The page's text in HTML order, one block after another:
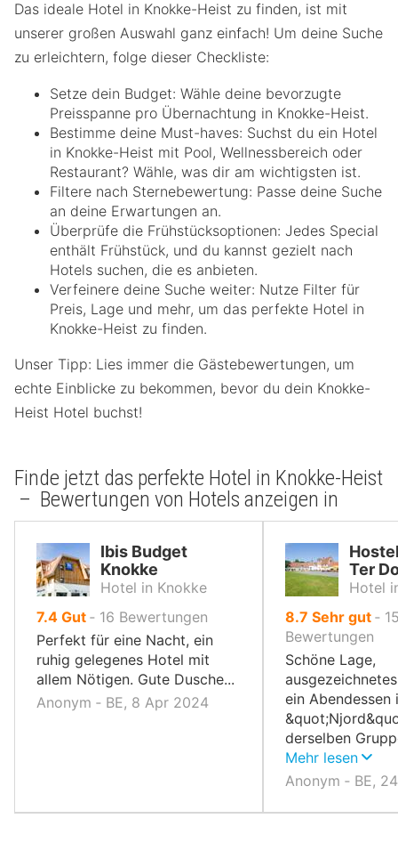
Das ideale Hotel in Knokke-Heist zu finden, ist mit
unserer großen Auswahl ganz einfach! Um deine Suche
zu erleichtern, folge dieser Checkliste:
Setze dein Budget: Wähle deine bevorzugte
Preisspanne pro Übernachtung in Knokke-Heist.
Bestimme deine Must-haves: Suchst du ein Hotel
in Knokke-Heist mit Pool, Wellnessbereich oder
Restaurant? Wähle, was dir am wichtigsten ist.
Filtere nach Sternebewertung: Passe deine Suche
an deine Erwartungen an.
Überprüfe die Frühstücksoptionen: Jedes Special
enthält Frühstück, und du kannst gezielt nach
Hotels suchen, die es anbieten.
Verfeinere deine Suche weiter: Nutze Filter für
Preis, Lage und mehr, um das perfekte Hotel in
Knokke-Heist zu finden.
Unser Tipp: Lies immer die Gästebewertungen, um
echte Einblicke zu bekommen, bevor du dein Knokke-
Heist Hotel buchst!
Finde jetzt das perfekte Hotel in Knokke-Heist
– Bewertungen von Hotels anzeigen in
Ibis Budget
Knokke
Hotel in Knokke
7.4von
10,
Gut ‐ 16 Bewertungen
Perfekt für eine Nacht, ein
ruhig gelegenes Hotel mit
allem Nötigen. Gute Dusche...
Anonym ‐ BE, 8 Apr 2024
Ter
Hotel
8.7 von
10,
Sehr gut ‐
Bewertungen
Schöne Lage,
ein Abendessen
derselben
empfehlen.
Mehr lesen
Anonym ‐ BE,